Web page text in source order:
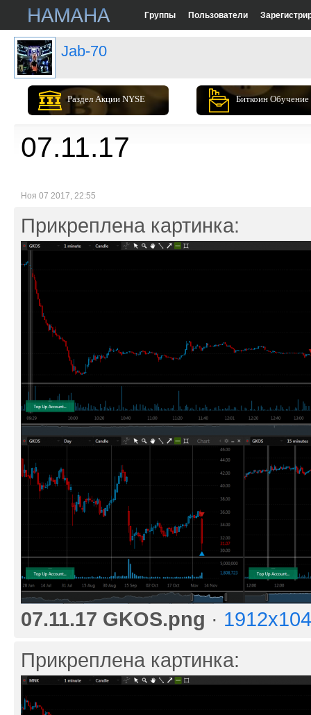
Группы Пользователи
Jab-70
Раздел Акции NYSE Биткоин Обучение
07.11.17
Ноя 07 2017, 22:55
Прикреплена картинка:
07.11.17 GKOS.png ·
Прикреплена картинка: